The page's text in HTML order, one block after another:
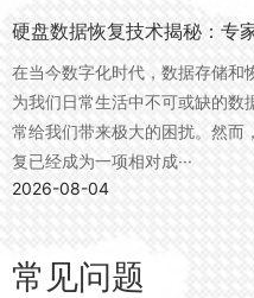
硬盘数据恢复技术揭秘：专
在当今数字化时代，数据存储和
为我们日常生活中不可或缺的数
常给我们带来极大的困扰。然而
复已经成为一项相对成···
2026-08-04
常见问题